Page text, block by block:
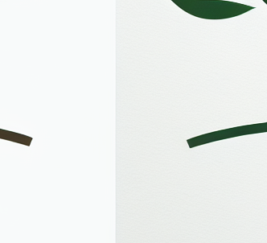
zoals het woordelijk wordt
in de prijs.
Sara.be niet. Sara.be is wat de